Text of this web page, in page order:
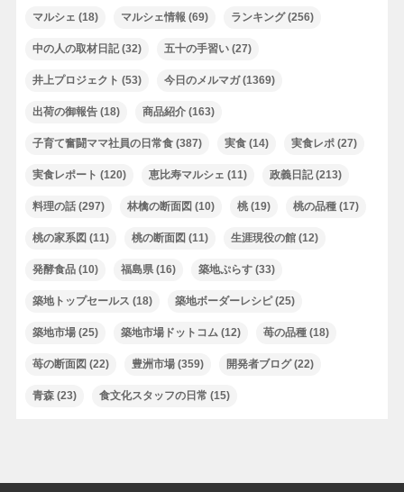
マルシェ (18) マルシェ情報 (69) ランキング(256)
中の人の取材日記(32) 五十の手習い(27)
井上プロジェクト (53) 今日のメルマガ(1369)
出荷の御報告(18) 商品紹介(163)
子育て奮闘ママ社員の日常食(387) 実食(14) 実食レポ(27)
実食レポート (120) 恵比寿マルシェ (11) 政義日記(213)
料理の話(297) 林檎の断面図 (10) 桃(19) 桃の品種(17)
桃の家系図 (11) 桃の断面図 (11) 生涯現役の館(12)
発酵食品(10) 福島県(16) 築地ぷらす(33)
築地トップセールス (18) 築地ボーダーレシピ(25)
築地市場(25) 築地市場ドットコム(12) 苺の品種(18)
苺の断面図 (22) 豊洲市場(359) 開発者ブログ(22)
青森(23) 食文化スタッフの日常 (15)